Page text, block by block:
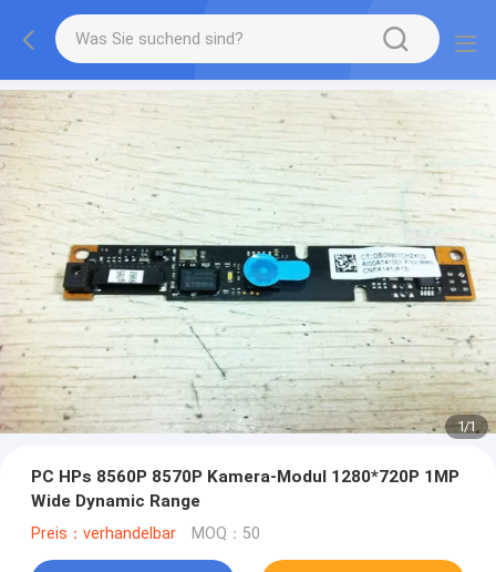
1/1
PC HPs 8560P 8570P Kamera-Modul 1280*720P 1MP
Wide Dynamic Range
Preis：verhandelbar MOQ：50